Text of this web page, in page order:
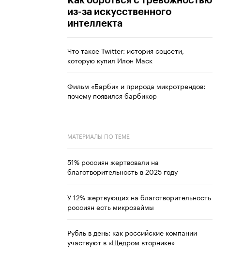
из-за искусственного
интеллекта
Что такое Twitter: история соцсети,
которую купил Илон Маск
Фильм «Барби» и природа микротрендов:
почему появился барбикор
МАТЕРИАЛЫ ПО ТЕМЕ
51% россиян жертвовали на
благотворительность в 2025 году
У 12% жертвующих на благотворительность
россиян есть микрозаймы
Рубль в день: как российские компании
участвуют в «Щедром вторнике»